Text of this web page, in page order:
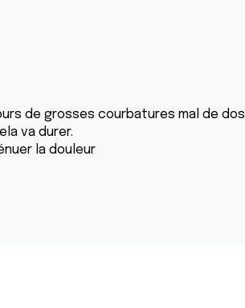
de grosses courbatures mal de dos
va durer.
la douleur